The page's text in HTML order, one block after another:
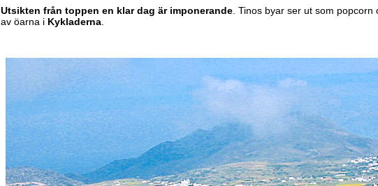
Utsikten från toppen en klar dag är imponerande . Tinos byar ser ut som
av öarna i Kykladerna